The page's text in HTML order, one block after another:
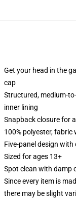
Get your head in the
cap
Structured, medium-
inner lining
Snapback closure for
100% polyester,
Five-panel design
Sized for ages 13+
Spot clean with damp
Since every item is
there may be slight